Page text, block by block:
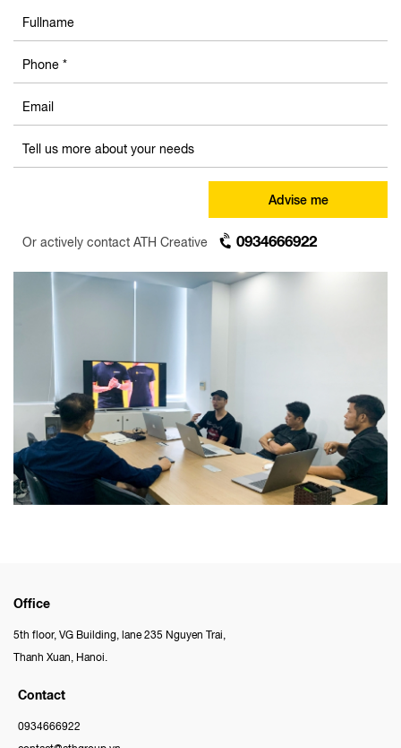
Advise me
Or actively contact ATH Creative 0934666922
Office
5th floor, VG Building, lane 235 Nguyen Trai,
Thanh Xuan, Hanoi.
Contact
0934666922